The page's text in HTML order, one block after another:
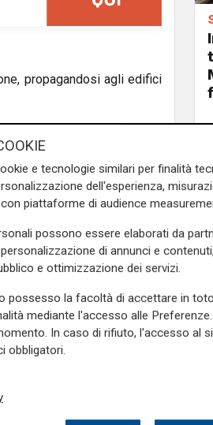
propagandosi agli edifici
e Genova per contenere
a causa della struttura del
a Neirone, estendendosi
interessato non solo la
principale, rendendo le
intervenuti con squadre
L’azione tempestiva
ulteriormente nel
e tecnologie similari per finalità
dell'esperienza,
piattaforme di audience
possono essere elaborati da
di annunci e
e ottimizzazione dei servizi.
possesso la facoltà di accettare in
mediante l'accesso alle
In caso di rifiuto, l'accesso al
obbligatori.